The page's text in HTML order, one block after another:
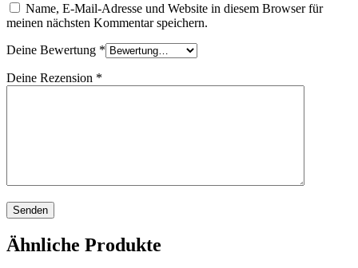
Name, E-Mail-Adresse und Website in diesem Browser für
meinen nächsten Kommentar speichern.
Deine Bewertung *
Deine Rezension *
Ähnliche Produkte